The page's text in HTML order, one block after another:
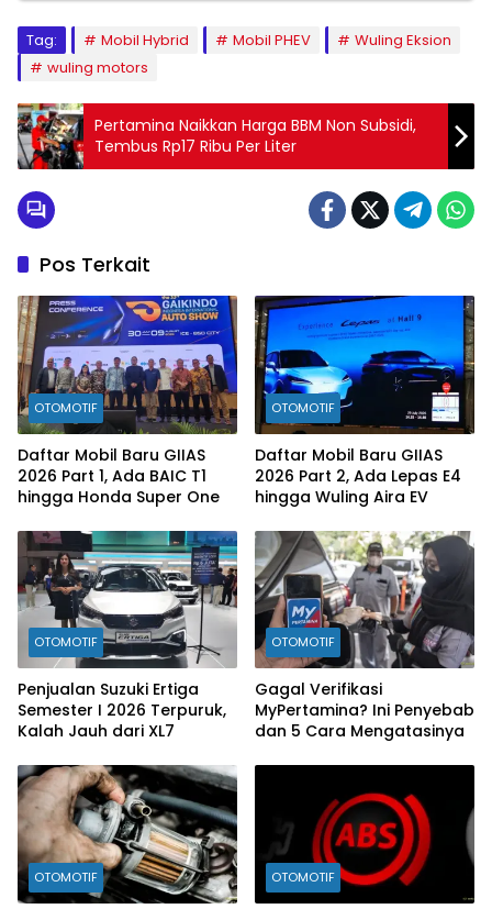
Tag: Mobil Hybrid Mobil PHEV
Wuling Eksion
wuling motors
Pertamina Naikkan Harga BBM Non Subsidi,
Tembus Rp17 Ribu Per Liter
Pos Terkait
OTOMOTIF
Daftar Mobil Baru GIIAS
2026 Part 1, Ada BAIC T1
hingga Honda Super One
OTOMOTIF
Daftar Mobil Baru GIIAS
2026 Part 2, Ada Lepas E4
hingga Wuling Aira EV
OTOMOTIF
Penjualan Suzuki Ertiga
Semester I 2026 Terpuruk,
Kalah Jauh dari XL7
OTOMOTIF
Gagal Verifikasi
MyPertamina? Ini Penyebab
dan 5 Cara Mengatasinya
OTOMOTIF OTOMOTIF